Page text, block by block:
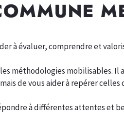
à évaluer, comprendre et
méthodologies mobilisables. Il
de vous aider à repérer
à différentes attentes et